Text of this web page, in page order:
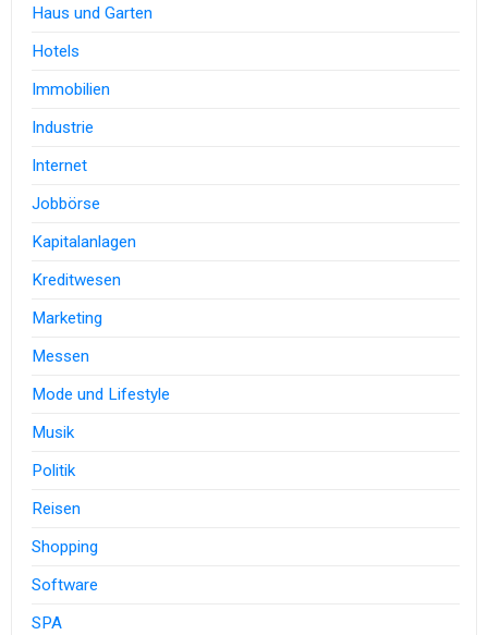
Haus und Garten
Hotels
Immobilien
Industrie
Internet
Jobbörse
Kapitalanlagen
Kreditwesen
Marketing
Messen
Mode und Lifestyle
Musik
Politik
Reisen
Shopping
Software
SPA